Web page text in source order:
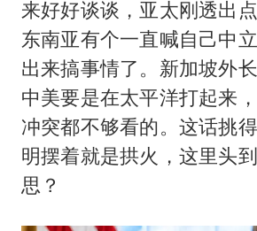
新疆一婚礼
《龙餐馆》
来好好谈谈，亚太刚透出
东南亚有个一直喊自己中
出来搞事情了。新加坡外
中美要是在太平洋打起来
冲突都不够看的。这话挑
明摆着就是拱火，这里头
思？